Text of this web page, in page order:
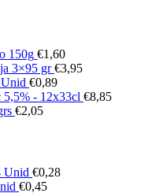
150g €1,60
3×95 gr €3,95
€0,89
5,5% - 12x33cl €8,85
€2,05
Unid €0,28
€0,45